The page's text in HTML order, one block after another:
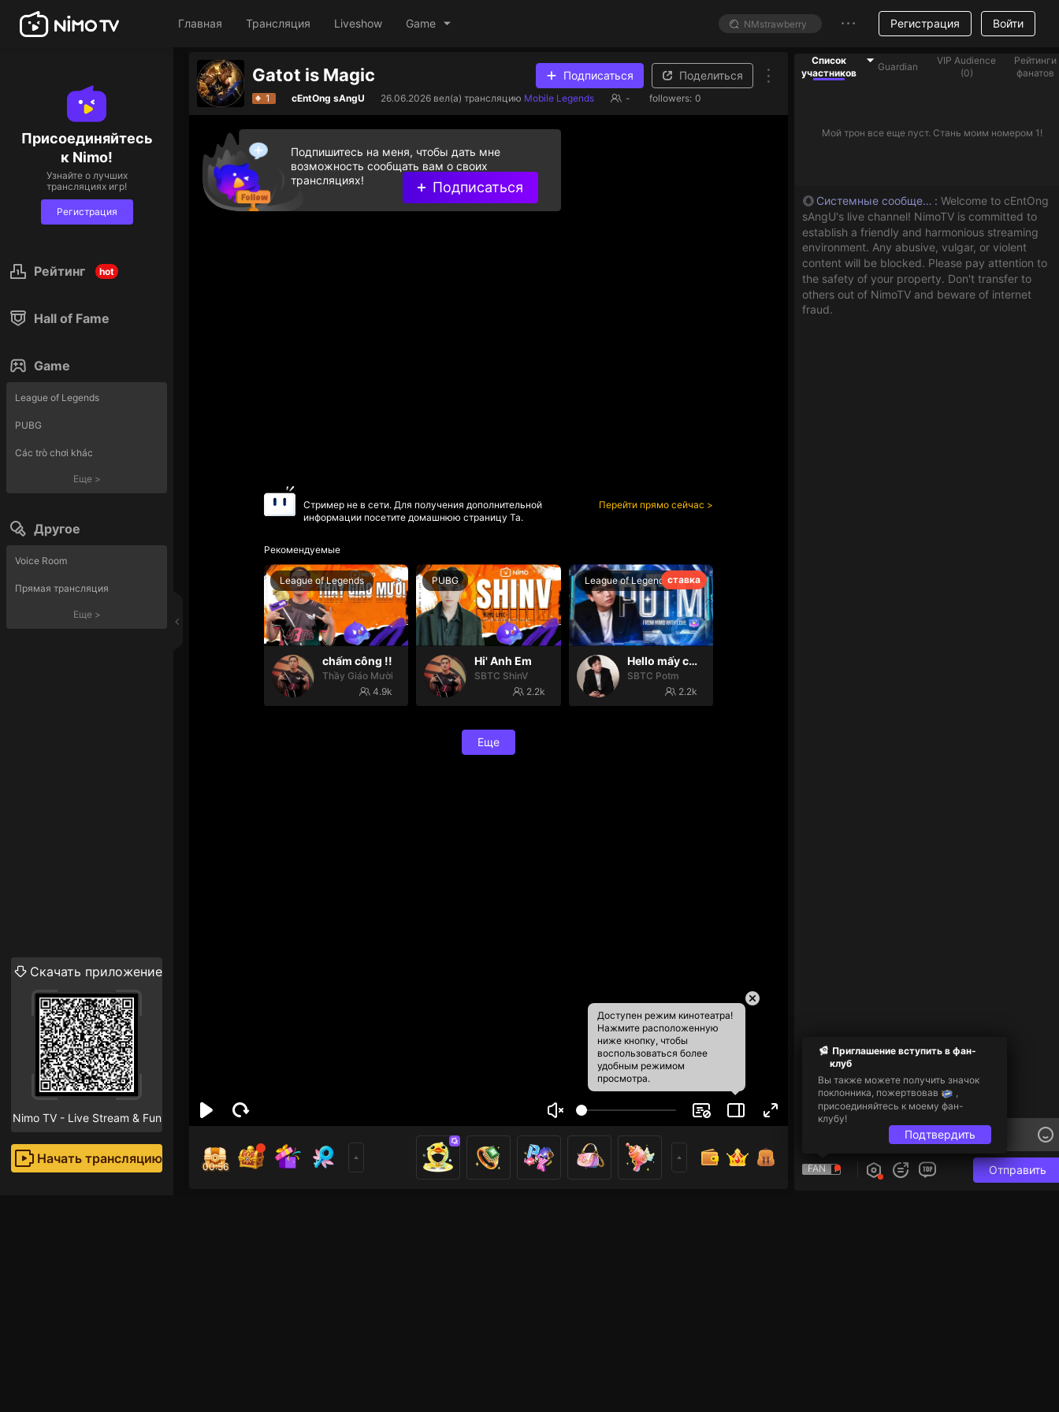
Главная Трансляция Liveshow Game Регистрация Войти
Присоединяйтесь
к Nimo!
Узнайте о лучших
трансляциях игр!
Регистрация
Рейтинг hot
Hall of Fame
Game
League of Legends
PUBG
Các trò chơi khác
Еще>
Другое
Voice Room
Прямая трансляция
Еще>
Скачать приложение
Nimo TV - Live Stream & Fun
Начать трансляцию
Gatot is Magic Подписаться Поделиться
1 cEntOng sAngU 26.06.2026 вел(а) трансляцию Mobile Legends - followers: 0
Доступен режим кинотеатра!
Нажмите расположенную
ниже кнопку, чтобы
воспользоваться более
удобным режимом
просмотра.
Стример не в сети. Для получения дополнительной
информации посетите домашнюю страницу Та.
Перейти прямо сейчас
Рекомендуемые
League of Legends
chấm công !!
Thầy Giáo Mười
4.9k
PUBG
Hi' Anh Em
SBTC ShinV
2.2k
ставка
League of Legends
Hello mấy cục Zàng nhaaa
SBTC Potm
2.2k
Еще
00:55
Подпишитесь на меня, чтобы дать мне
возможность сообщать вам о своих
трансляциях!
Подписаться
Список
участников
Guardian
VIP Audience
(0)
Рейтинги
фанатов
Мой трон все еще пуст. Стань моим номером 1!
Системные сообщения : Welcome to cEntOng
sAngU's live channel! NimoTV is committed to
establish a friendly and harmonious streaming
environment. Any abusive, vulgar, or violent
content will be blocked. Please pay attention to
the safety of your property. Don't transfer to
others out of NimoTV and beware of internet
fraud.
FAN Отправить
Приглашение вступить в фан-
клуб
Вы также можете получить значок
поклонника, пожертвовав
,
присоединяйтесь к моему фан-
клубу!
Подтвердить